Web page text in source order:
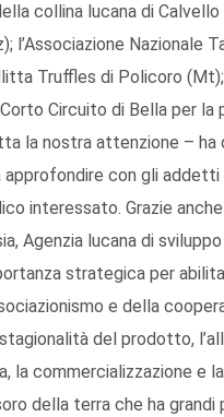
collina lucana di
l’Associazione
Truffles di Policoro
Circuito di Bella per
la nostra attenzione –
con gli
interessato. Grazie
Agenzia lucana di
strategica per
e della
del prodotto,
la commercializzazione e
della terra che ha grandi